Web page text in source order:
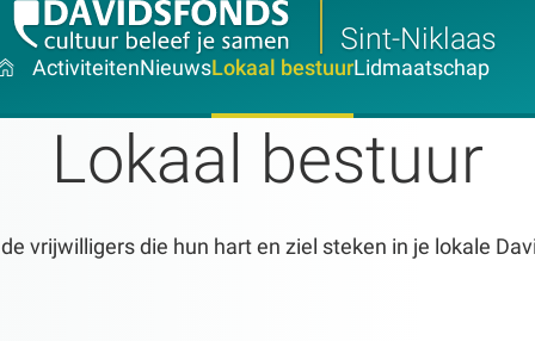
Sint-Niklaas
ActiviteitenNieuwsLokaal bestuurLidmaatschap
Lokaal bestuur
vrijwilligers die hun hart en ziel steken in je lokale